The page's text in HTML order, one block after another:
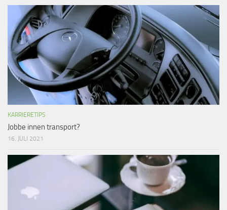
KARRIERETIPS
Jobbe innen transport?
16. JULI 2021